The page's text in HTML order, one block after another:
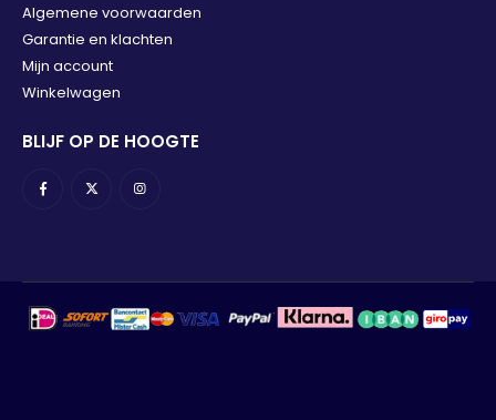
Algemene voorwaarden
Garantie en klachten
Mijn account
Winkelwagen
BLIJF OP DE HOOGTE